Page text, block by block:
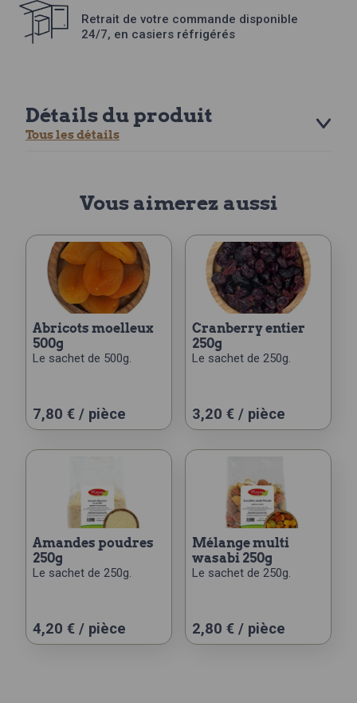
Retrait de votre commande disponible
24/7, en casiers réfrigérés
Détails du produit
Tous les détails
Vous aimerez aussi
abricots moelleux
500g
Le sachet de 500g.
7,80 € / pièce
cranberry entier
250g
Le sachet de 250g.
3,20 € / pièce
amandes poudres
250g
Le sachet de 250g.
4,20 € / pièce
mélange multi
wasabi 250g
Le sachet de 250g.
2,80 € / pièce